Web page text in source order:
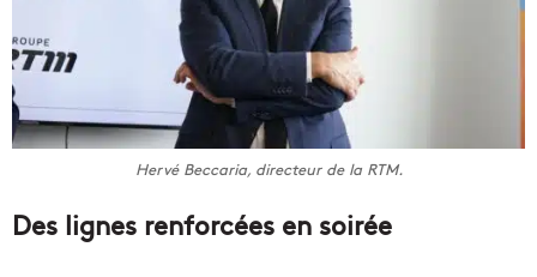
Hervé Beccaria, directeur de la RTM.
Des lignes renforcées en soirée